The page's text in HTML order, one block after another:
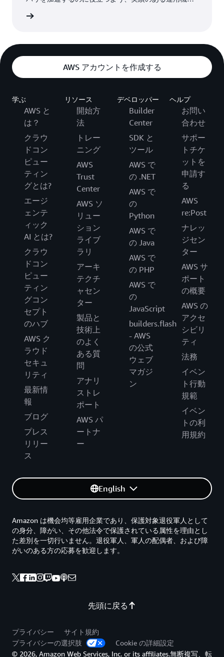
を活用します。
AWS アカウントを作成する
学ぶ
AWS と
は？
クラウ
ドコン
ピュー
ティン
グとは?
エージ
ェンテ
ィック
AI とは?
クラウ
ドコン
ピュー
ティン
グコン
セプト
のハブ
AWS ク
ラウド
セキュ
リティ
最新情
報
ブログ
プレス
リリー
ス
リソース
開始方
法
トレー
ニング
AWS
Trust
Center
AWS ソ
リュー
ション
ライブ
ラリ
アーキ
テクチ
ャセン
ター
製品と
技術上
のよく
ある質
問
アナリ
ストレ
ポート
AWS パ
ートナ
ー
デベロッパー
Builder
Center
SDK と
ツール
AWS で
の .NET
AWS で
の
Python
AWS で
の Java
AWS で
の PHP
AWS で
の
JavaScript
builders.flash
- AWS
の公式
ウェブ
マガジ
ン
ヘルプ
お問い
合わせ
サポー
トチケ
ットを
申請す
る
AWS
re:Post
ナレッ
ジセン
ター
AWS サ
ポート
の概要
AWS の
アクセ
シビリ
ティ
法務
イベン
ト行動
規範
イベン
トの利
用規約
English
先頭に戻る
Amazon は機会均等雇用企業であり、保護対象退役軍人として
の身分、障がい、その他法令で保護されている属性を理由とし
た差別を一切行いません。退役軍人、軍人の配偶者、および障
がいのある方の応募を歓迎します。
プライバシー
サイト規約
プライバシーの選択肢
Cookie の詳細設定
© 2026, Amazon Web Services, Inc. or its affiliates.無断複写、転